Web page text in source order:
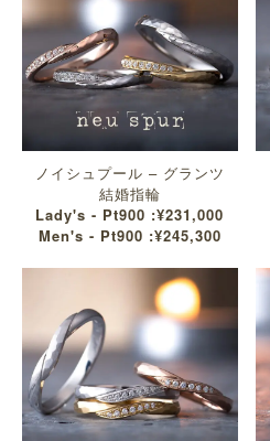
ノイシュプール – グランツ
結婚指輪
Lady's - Pt900 :¥231,000
Men's - Pt900 :¥245,300